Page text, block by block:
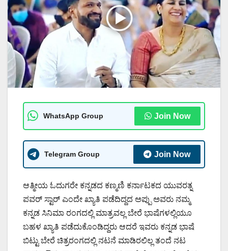
WhatsApp Group Join Now
Telegram Group Join Now
ಆತ್ಮೀಯ ಓದುಗರೇ ಕನ್ನಡದ ಕಣ್ಮಣಿ ಕರ್ನಾಟಕದ ಯುವರತ್ನ
ಪವರ್ ಸ್ಟಾರ್ ಎಂದೇ ಖ್ಯಾತಿ ಪಡೆದಿದ್ದದ ಅಪ್ಪು ಅವರು ನಮ್ಮ
ಕನ್ನಡ ಸಿನಿಮಾ ರಂಗದಲ್ಲಿ ಮಾತ್ರವಲ್ಲ ಬೇರೆ ಭಾಷೆಗಳಲ್ಲಿಯೂ
ಬಹಳ ಖ್ಯಾತಿ ಪಡೆದುಕೊಂಡಿದ್ದರು ಆದರೆ ಇವರು ಕನ್ನಡ ಭಾಷೆ
ಬಿಟ್ಟು ಬೇರೆ ಚಿತ್ರರಂಗದಲ್ಲಿ ನಟನೆ ಮಾಡಿರಲಿಲ್ಲ ತಂದೆ ನಟ